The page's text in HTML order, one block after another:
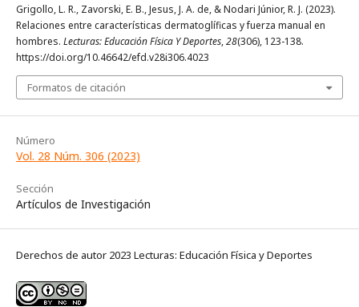
Grigollo, L. R., Zavorski, E. B., Jesus, J. A. de, & Nodari Júnior, R. J. (2023).
Relaciones entre características dermatoglíficas y fuerza manual en
hombres. Lecturas: Educación Física Y Deportes,28(306), 123-138.
https://doi.org/10.46642/efd.v28i306.4023
Formatos de citación
Número
Vol. 28 Núm. 306 (2023)
Sección
Artículos de Investigación
Derechos de autor 2023 Lecturas: Educación Física y Deportes